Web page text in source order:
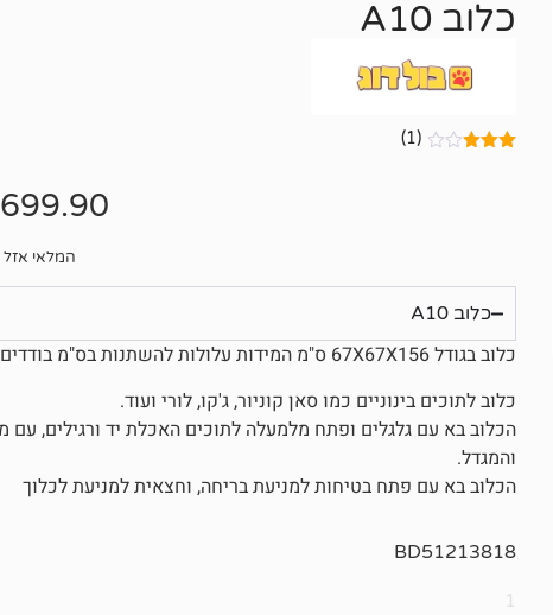
כלוב A10
(1)
699.90
המלאי אזל
כלוב A10
כלוב בגודל 67X67X156 ס"מ המידות עלולות להשתנות בס"מ בודדים בהתאם למלאי הספקים השונים
כלוב לתוכים בינוניים כמו סאן קוניור, ג'קו, לורי ועוד.
והמגדל.
הכלוב בא עם פתח בטיחות למניעת בריחה, וחצאית למניעת לכלוך
BD51213818
1